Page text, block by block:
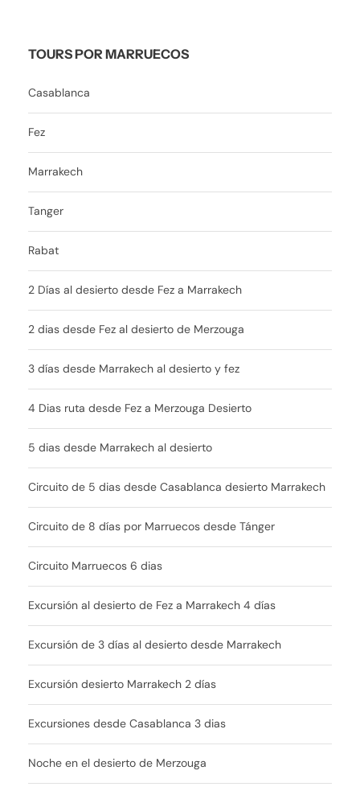
TOURS POR MARRUECOS
Casablanca
Fez
Marrakech
Tanger
Rabat
2 Días al desierto desde Fez a Marrakech
2 dias desde Fez al desierto de Merzouga
3 días desde Marrakech al desierto y fez
4 Dias ruta desde Fez a Merzouga Desierto
5 dias desde Marrakech al desierto
Circuito de 5 dias desde Casablanca desierto Marrakech
Circuito de 8 días por Marruecos desde Tánger
Circuito Marruecos 6 dias
Excursión al desierto de Fez a Marrakech 4 días
Excursión de 3 días al desierto desde Marrakech
Excursión desierto Marrakech 2 días
Excursiones desde Casablanca 3 dias
Noche en el desierto de Merzouga